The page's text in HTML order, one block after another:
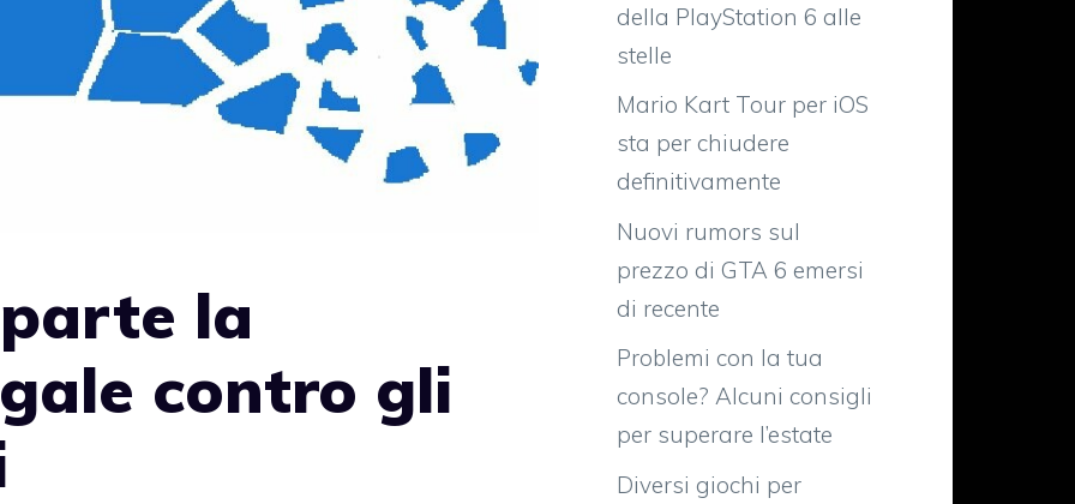
la
contro gli
della PlayStation 6 alle
stelle
Mario Kart Tour per iOS
sta per chiudere
definitivamente
Nuovi rumors sul
prezzo di GTA 6 emersi
di recente
Problemi con la tua
console? Alcuni consigli
per superare l’estate
Diversi giochi per